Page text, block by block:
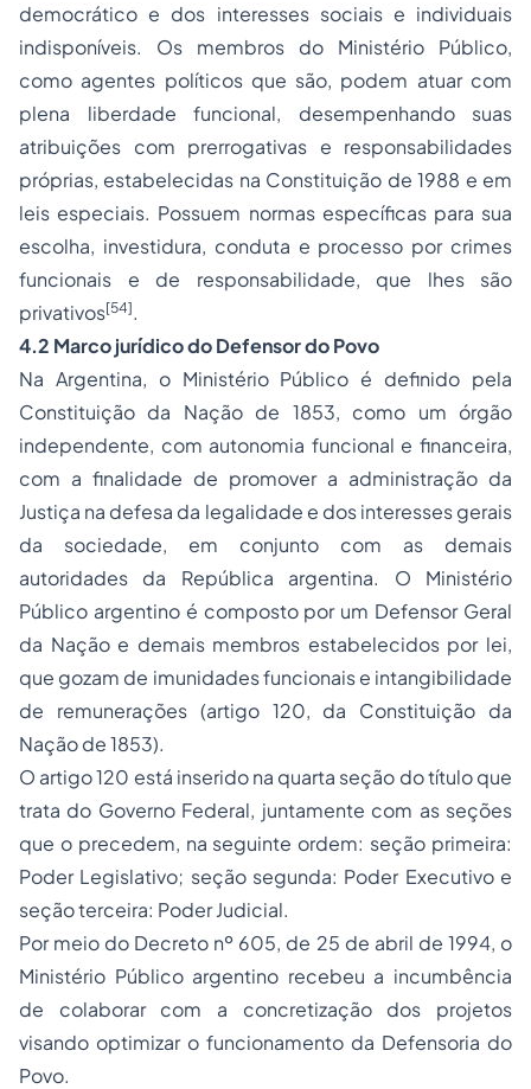
democrático e dos interesses sociais e individuais
indisponíveis. Os membros do Ministério Público,
como agentes políticos que são, podem atuar com
plena liberdade funcional, desempenhando suas
atribuições com prerrogativas e responsabilidades
próprias, estabelecidas na Constituição de 1988 e em
leis especiais. Possuem normas específicas para sua
escolha, investidura, conduta e processo por crimes
funcionais e de responsabilidade, que lhes são
privativos[54].
4.2 Marco jurídico do Defensor do Povo
Na Argentina, o Ministério Público é definido pela
Constituição da Nação de 1853, como um órgão
independente, com autonomia funcional e financeira,
com a finalidade de promover a administração da
Justiça na defesa da legalidade e dos interesses gerais
da sociedade, em conjunto com as demais
autoridades da República argentina. O Ministério
Público argentino é composto por um Defensor Geral
da Nação e demais membros estabelecidos por lei,
que gozam de imunidades funcionais e intangibilidade
de remunerações (artigo 120, da Constituição da
Nação de 1853).
O artigo 120 está inserido na quarta seção do título que
trata do Governo Federal, juntamente com as seções
que o precedem, na seguinte ordem: seção primeira:
Poder Legislativo; seção segunda: Poder Executivo e
seção terceira: Poder Judicial.
Por meio do Decreto nº 605, de 25 de abril de 1994, o
Ministério Público argentino recebeu a incumbência
de colaborar com a concretização dos projetos
visando optimizar o funcionamento da Defensoria do
Povo.